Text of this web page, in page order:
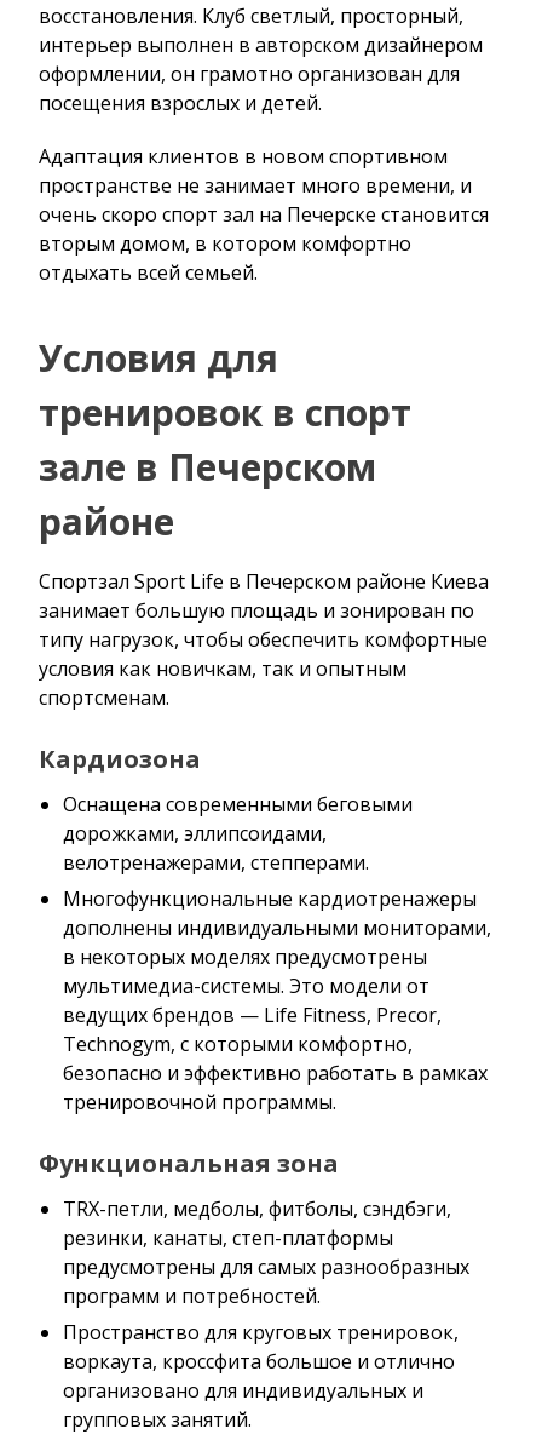
восстановления. Клуб светлый, просторный,
интерьер выполнен в авторском дизайнером
оформлении, он грамотно организован для
посещения взрослых и детей.
Адаптация клиентов в новом спортивном
пространстве не занимает много времени, и
очень скоро спорт зал на Печерске становится
вторым домом, в котором комфортно
отдыхать всей семьей.
Условия для
тренировок в спорт
зале в Печерском
районе
Спортзал Sport Life в Печерском районе Киева
занимает большую площадь и зонирован по
типу нагрузок, чтобы обеспечить комфортные
условия как новичкам, так и опытным
спортсменам.
Кардиозона
Оснащена современными беговыми
дорожками, эллипсоидами,
велотренажерами, степперами.
Многофункциональные кардиотренажеры
дополнены индивидуальными мониторами,
в некоторых моделях предусмотрены
мультимедиа-системы. Это модели от
ведущих брендов — Life Fitness, Precor,
Technogym, с которыми комфортно,
безопасно и эффективно работать в рамках
тренировочной программы.
Функциональная зона
TRX-петли, медболы, фитболы, сэндбэги,
резинки, канаты, степ-платформы
предусмотрены для самых разнообразных
программ и потребностей.
Пространство для круговых тренировок,
воркаута, кроссфита большое и отлично
организовано для индивидуальных и
групповых занятий.